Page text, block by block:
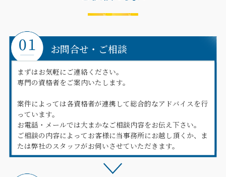
お問合せ・ご相談
まずはお気軽にご連絡ください。
専門の資格者をご案内いたします。
案件によっては各資格者が連携して総合的なアドバイスを行
っています。
お電話・メールでは大まかなご相談内容をお伝え下さい。
ご相談の内容によってお客様に当事務所にお越し頂くか、ま
たは弊社のスタッフがお伺いさせていただきます。